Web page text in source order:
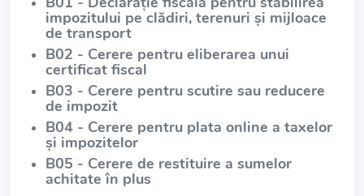
impozitului pe clădiri, terenuri și mijloace
de transport
B02 - Cerere pentru eliberarea unui
certificat fiscal
B03 - Cerere pentru scutire sau reducere
de impozit
B04 - Cerere pentru plata online a taxelor
și impozitelor
B05 - Cerere de restituire a sumelor
achitate în plus